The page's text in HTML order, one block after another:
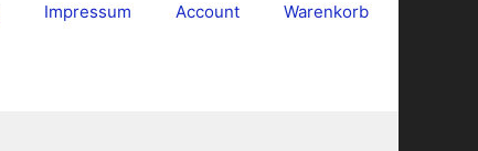
Impressum Account Warenkorb